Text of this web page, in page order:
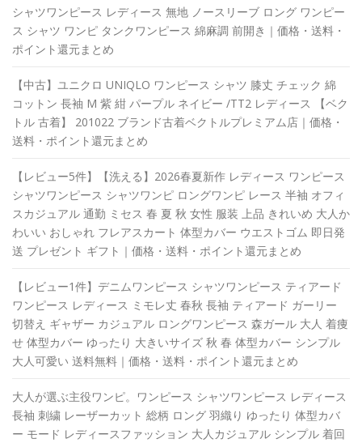
シャツワンピース レディース 無地 ノースリーブ ロング ワンピー
ス シャツ ワンピ タンクワンピース 綿麻調 前開き｜価格・送料・
ポイント還元まとめ
【中古】ユニクロ UNIQLO ワンピース シャツ 膝丈 チェック 綿
コットン 長袖 M 紫 紺 パープル ネイビー /TT2 レディース 【ベク
トル 古着】 201022 ブランド古着ベクトルプレミアム店｜価格・
送料・ポイント還元まとめ
【レビュー5件】【洗える】2026春夏新作 レディース ワンピース
シャツワンピース シャツワンピ ロングワンピ レース 半袖 オフィ
スカジュアル 通勤 ミセス 春 夏 秋 女性 服装 上品 きれいめ 大人か
わいい おしゃれ フレアスカート 体型カバー ウエストゴム 即日発
送 プレゼント ギフト｜価格・送料・ポイント還元まとめ
【レビュー1件】デニムワンピース シャツワンピース ティアード
ワンピース レディース ミモレ丈 春秋 長袖 ティアード ガーリー
切替え ギャザー カジュアル ロングワンピース 森ガール 大人 着痩
せ 体型カバー ゆったり 大きいサイズ 秋 春 体型カバー シンプル
大人可愛い 送料無料｜価格・送料・ポイント還元まとめ
大人が選ぶ主役ワンピ。ワンピース シャツワンピース レディース
長袖 刺繍 レーザーカット 総柄 ロング 羽織り ゆったり 体型カバ
ー モード レディースファッション 大人カジュアル シンプル 着回